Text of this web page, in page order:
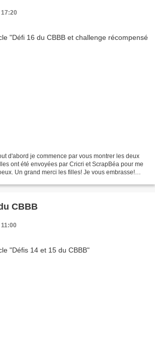
17:20
d'abord je commence par vous montrer les deux
ont été envoyées par Cricri et ScrapBéa pour me
Un grand merci les filles! Je vous embrasse!
CBBB